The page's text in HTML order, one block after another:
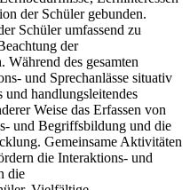
der Schüler gebunden.
Schüler umfassend zu
der
des gesamten
und Sprechanlässe situativ
handlungsleitendes
Weise das Erfassen von
und Begriffsbildung und die
Gemeinsame Aktivitäten
die Interaktions- und
die